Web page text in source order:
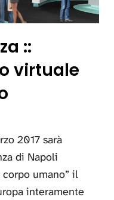
::
virtuale
2017 sarà
di Napoli
umano” il
interamente